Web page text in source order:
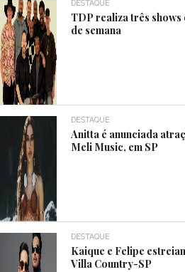
DESTAQUE
TDP realiza três
de semana
DESTAQUE
Anitta é anunciada
Meli Music, em SP
DESTAQUE
Kaique e Felipe
Villa Country-SP